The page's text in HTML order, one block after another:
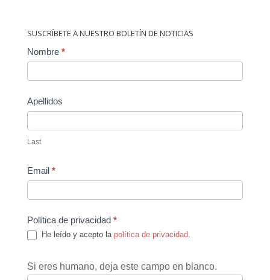
SUSCRÍBETE A NUESTRO BOLETÍN DE NOTICIAS
Contact
Nombre *
Apellidos
Last
Email *
Política de privacidad *
He leído y acepto la política de privacidad
Si eres humano, deja este campo en blanco.